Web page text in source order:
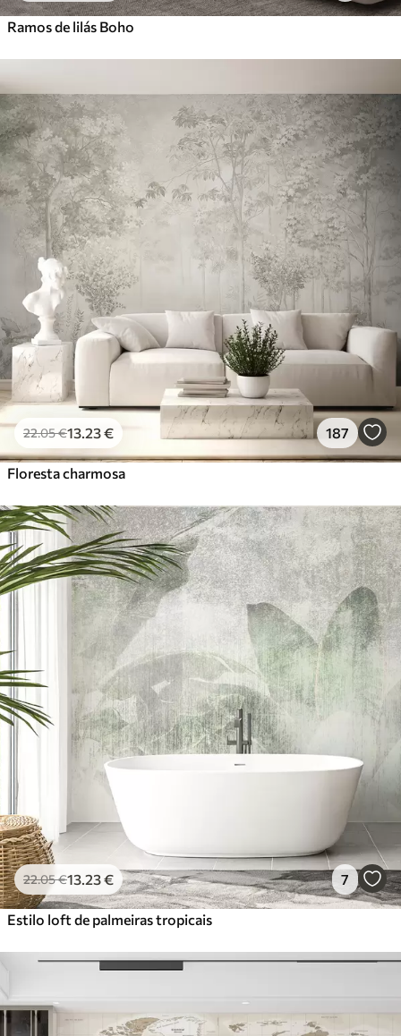
Ramos de lilás Boho
22.05€13 .23€ 187
Floresta charmosa
22.05€13 .23€ 7
Estilo loft de palmeiras tropicais